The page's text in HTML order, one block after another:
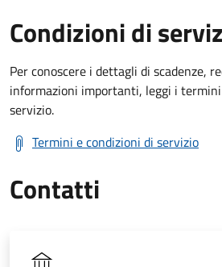
Condizioni di
Per conoscere i dettagli di scadenze,
informazioni importanti, leggi i
servizio.
Termini e condizioni di servizio
Contatti